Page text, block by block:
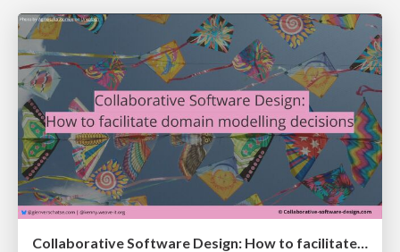
Collaborative Software Design: How to facilitate domain modelling decisions